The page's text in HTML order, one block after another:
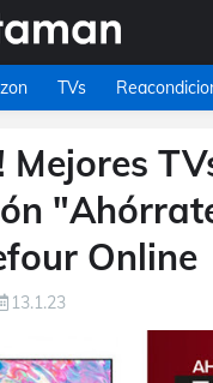
TVs
Mejores
Online
13.1.23